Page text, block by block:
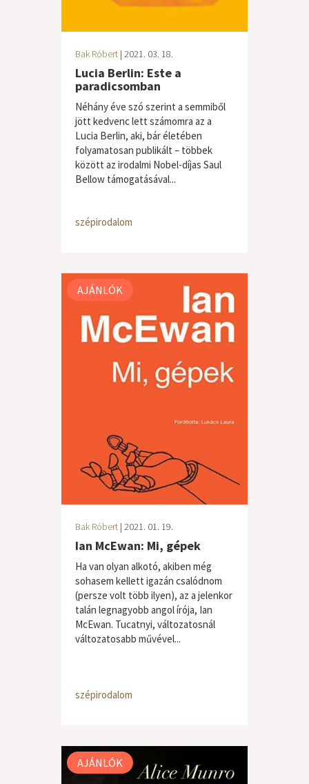
Bak Róbert | 2021. 03. 18.
Lucia Berlin: Este a
paradicsomban
Néhány éve szó szerint a semmiből
jött kedvenc lett számomra az a
Lucia Berlin, aki, bár életében
folyamatosan publikált – többek
között az irodalmi Nobel-díjas Saul
Bellow támogatásával...
szépirodalom
AJÁNLÓK
Bak Róbert | 2021. 01. 19.
Ian McEwan: Mi, gépek
Ha van olyan alkotó, akiben még
sohasem kellett igazán csalódnom
(persze volt több ilyen), az a jelenkor
talán legnagyobb angol írója, Ian
McEwan. Tucatnyi, változatosnál
változatosabb művével...
szépirodalom
AJÁNLÓK